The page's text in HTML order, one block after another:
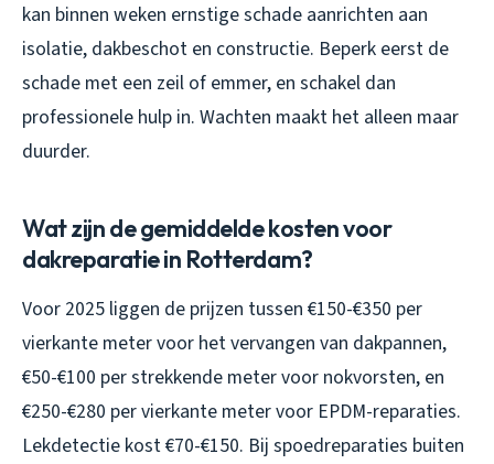
kan binnen weken ernstige schade aanrichten aan
isolatie, dakbeschot en constructie. Beperk eerst de
schade met een zeil of emmer, en schakel dan
professionele hulp in. Wachten maakt het alleen maar
duurder.
Wat zijn de gemiddelde kosten voor
dakreparatie in Rotterdam?
Voor 2025 liggen de prijzen tussen €150-€350 per
vierkante meter voor het vervangen van dakpannen,
€50-€100 per strekkende meter voor nokvorsten, en
€250-€280 per vierkante meter voor EPDM-reparaties.
Lekdetectie kost €70-€150. Bij spoedreparaties buiten